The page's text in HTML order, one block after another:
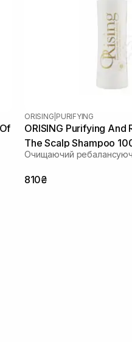
ORISING PURIFYING
ORISING Purifying And
The Scalp Shampoo
Очищаючий
810₴